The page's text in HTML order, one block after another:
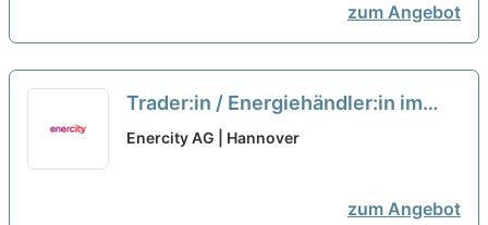
zum Angebot
Trader:in / Energiehändler:in im
Wechselschichtdienst 24/7
Enercity AG | Hannover
zum Angebot